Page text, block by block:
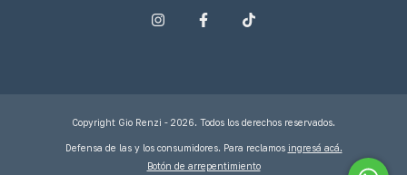
Copyright Gio Renzi - 2026. Todos los derechos reservados.
Defensa de las y los consumidores. Para reclamos ingresá acá.
Botón de arrepentimiento